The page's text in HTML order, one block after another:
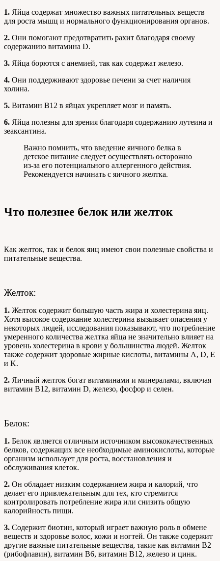
1. Яйца содержат множество важных питательных веществ
для роста мышц и нормального функционирования органов.
2. Они помогают предотвратить рахит благодаря своему
содержанию витамина D.
3. Яйца борются с анемией, так как содержат железо.
4. Они поддерживают здоровье печени за счет наличия
холина.
5. Витамин В12 в яйцах укрепляет мозг и память.
6. Яйца полезны для зрения благодаря содержанию лутеина и
зеаксантина.
Важно помнить, что введение яичного белка в
детское питание следует осуществлять осторожно
из-за его потенциального аллергенного действия.
Рекомендуется начинать с яичного желтка.
Что полезнее белок или желток
Как желток, так и белок яиц имеют свои полезные свойства и
питательные вещества.
Желток:
1. Желток содержит большую часть жира и холестерина яиц.
Хотя высокое содержание холестерина вызывает опасения у
некоторых людей, исследования показывают, что потребление
умеренного количества желтка яйца не значительно влияет на
уровень холестерина в крови у большинства людей. Желток
также содержит здоровые жирные кислоты, витамины A, D, E
и K.
2. Яичный желток богат витаминами и минералами, включая
витамин B12, витамин D, железо, фосфор и селен.
Белок:
1. Белок является отличным источником высококачественных
белков, содержащих все необходимые аминокислоты, которые
организм использует для роста, восстановления и
обслуживания клеток.
2. Он обладает низким содержанием жира и калорий, что
делает его привлекательным для тех, кто стремится
контролировать потребление жира или снизить общую
калорийность пищи.
3. Содержит биотин, который играет важную роль в обмене
веществ и здоровье волос, кожи и ногтей. Он также содержит
другие важные питательные вещества, такие как витамин B2
(рибофлавин), витамин B6, витамин B12, железо и цинк.